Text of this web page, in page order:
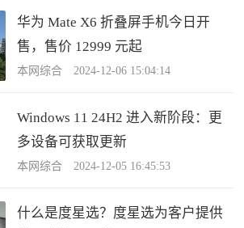
华为 Mate X6 折叠屏手机今日开
售，售价 12999 元起
本网综合 2024-12-06 15:04:14
Windows 11 24H2 进入新阶段：更
多设备可获取更新
本网综合 2024-12-05 16:45:53
什么是度星选？度星选为客户提供